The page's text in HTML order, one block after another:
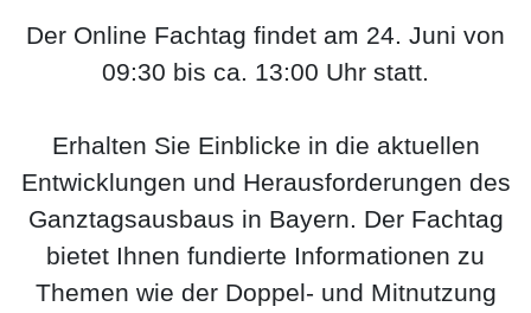
Der Online Fachtag findet am 24. Juni von
09:30 bis ca. 13:00 Uhr statt.
Erhalten Sie Einblicke in die aktuellen
Entwicklungen und Herausforderungen des
Ganztagsausbaus in Bayern. Der Fachtag
bietet Ihnen fundierte Informationen zu
Themen wie der Doppel- und Mitnutzung